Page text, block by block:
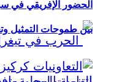
الحضور الإفريقي في
بين طموحات التمثيل